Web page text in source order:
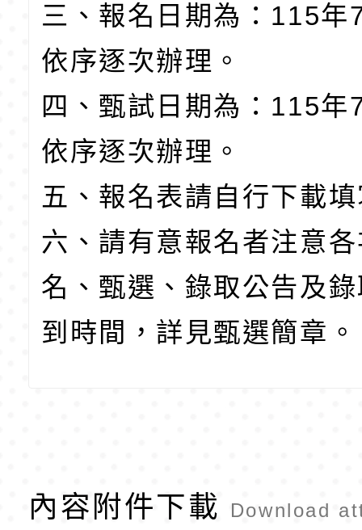
三、報名日期為：115年
依序逐次辦理。
四、甄試日期為：115年
依序逐次辦理。
五、報名表請自行下載
六、請有意報名者注意
名、甄選、錄取公告及
到時間，詳見甄選簡章。
內容附件下載 Download